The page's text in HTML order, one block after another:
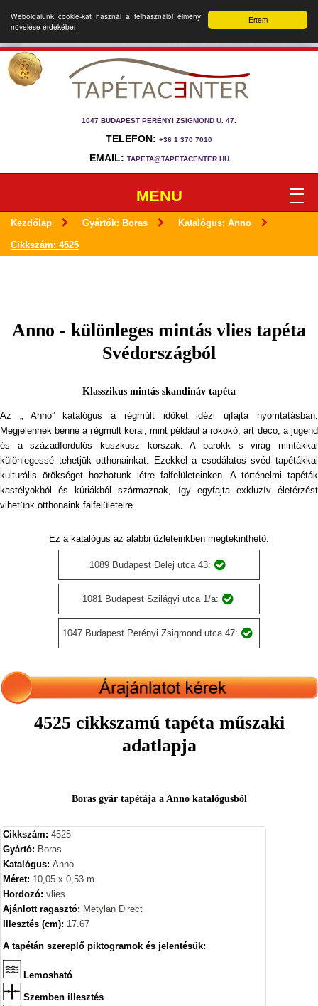
Értem
Weboldalunk cookie-kat használ a felhasználói élmény
növelése érdekében
1047 BUDAPEST PERÉNYI ZSIGMOND U. 47.
TELEFON: +36 1 370 7010
EMAIL: TAPETA@TAPETACENTER.HU
MENU
Kezdőlap Gyártók: Boras Katalógus: Anno
Cikkszám: 4525
Anno - különleges mintás vlies tapéta
Svédországból
Klasszikus mintás skandináv tapéta
Az „ Anno” katalógus a régmúlt időket idézi újfajta nyomtatásban.
Megjelennek benne a régmúlt korai, mint például a rokokó, art deco, a jugend
és a századfordulós kuszkusz korszak. A barokk s virág mintákkal
különlegessé tehetjük otthonainkat. Ezekkel a csodálatos svéd tapétákkal
kulturális örökséget hozhatunk létre falfelületeinken. A történelmi tapéták
kastélyokból és kúriákból származnak, így egyfajta exkluzív életérzést
vihetünk otthonaink falfelületeire.
Ez a katalógus az alábbi üzleteinkben megtekinthető:
1089 Budapest Delej utca 43:
1081 Budapest Szilágyi utca 1/a:
1047 Budapest Perényi Zsigmond utca 47:
4525 cikkszamú tapéta műszaki
adatlapja
Boras gyár tapétája a Anno katalógusból
Cikkszám: 4525
Gyártó: Boras
Katalógus: Anno
Méret: 10,05 x 0,53 m
Hordozó: vlies
Ajánlott ragasztó: Metylan Direct
Illesztés (cm): 17.67
A tapétán szereplő piktogramok és jelentésük:
Lemosható
Szemben illesztés